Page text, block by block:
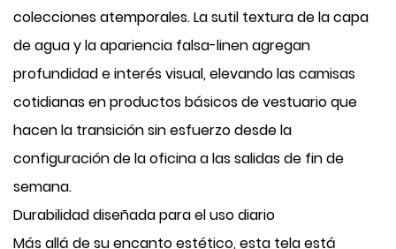
colecciones atemporales. La sutil textura de la capa
de agua y la apariencia falsa-linen agregan
profundidad e interés visual, elevando las camisas
cotidianas en productos básicos de vestuario que
hacen la transición sin esfuerzo desde la
configuración de la oficina a las salidas de fin de
semana.
Durabilidad diseñada para el uso diario
Más allá de su encanto estético, esta tela está